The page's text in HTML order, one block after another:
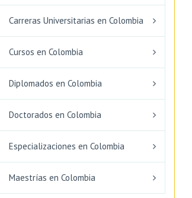
Carreras Universitarias en Colombia
Cursos en Colombia
Diplomados en Colombia
Doctorados en Colombia
Especializaciones en Colombia
Maestrías en Colombia